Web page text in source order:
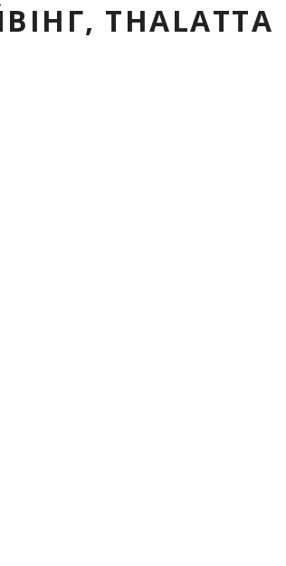
THALATTA